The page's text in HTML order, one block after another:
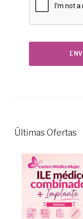
Últimas Ofertas